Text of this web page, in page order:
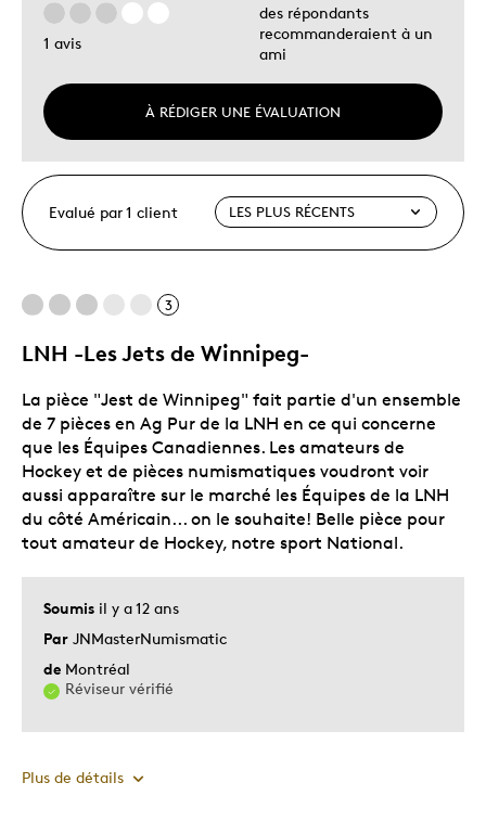
1 avis
À RÉDIGER UNE ÉVALUATION
des répondants
recommanderaient à un
ami
Evalué par 1 client
3
LNH -Les Jets de Winnipeg-
Soumis il y a 12 ans
Par JNMasterNumismatic
de Montréal
Réviseur vérifié
La pièce "Jest de Winnipeg" fait partie d'un ensemble
de 7 pièces en Ag Pur de la LNH en ce qui concerne
que les Équipes Canadiennes. Les amateurs de
Hockey et de pièces numismatiques voudront voir
aussi apparaître sur le marché les Équipes de la LNH
du côté Américain... on le souhaite! Belle pièce pour
tout amateur de Hockey, notre sport National.
Plus de détails